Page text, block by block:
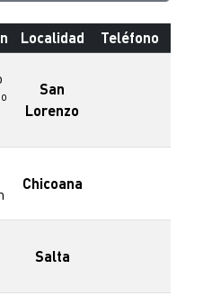
Localidad Teléfono
San
Lorenzo
Chicoana
Salta